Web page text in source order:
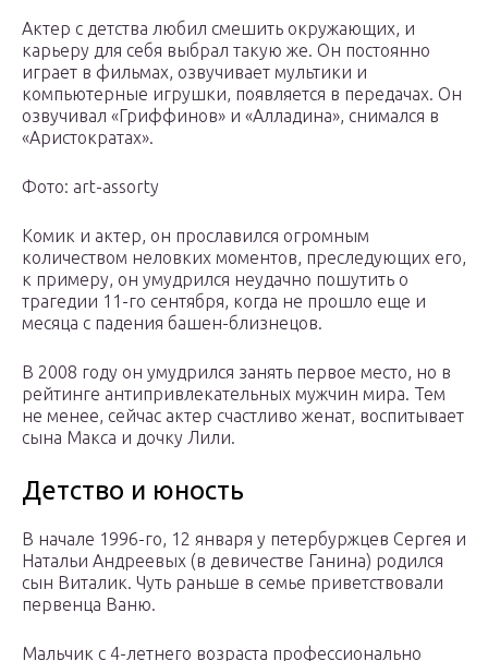
Актер с детства любил смешить окружающих, и
карьеру для себя выбрал такую же. Он постоянно
играет в фильмах, озвучивает мультики и
компьютерные игрушки, появляется в передачах. Он
озвучивал «Гриффинов» и «Алладина», снимался в
«Аристократах».
Фото: art-assorty
Комик и актер, он прославился огромным
количеством неловких моментов, преследующих его,
к примеру, он умудрился неудачно пошутить о
трагедии 11-го сентября, когда не прошло еще и
месяца с падения башен-близнецов.
В 2008 году он умудрился занять первое место, но в
рейтинге антипривлекательных мужчин мира. Тем
не менее, сейчас актер счастливо женат, воспитывает
сына Макса и дочку Лили.
Детство и юность
В начале 1996-го, 12 января у петербуржцев Сергея и
Натальи Андреевых (в девичестве Ганина) родился
сын Виталик. Чуть раньше в семье приветствовали
первенца Ваню.
Мальчик с 4-летнего возраста профессионально